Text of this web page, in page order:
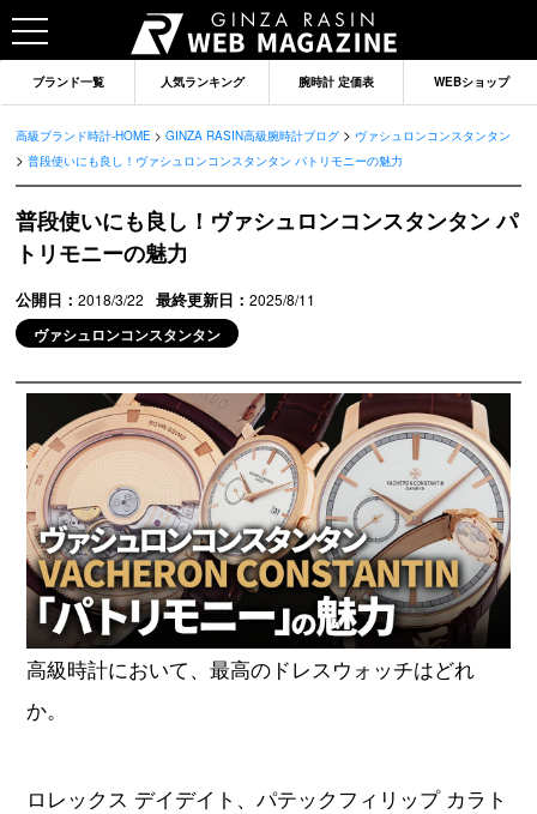
ブランドから記事を探す
ロレックス オメガ
オーデマピゲ パテックフィリップ
グランドセイコー
ヴァシュロンコンスタンタ
ン
ブランド一覧 人気ランキング 腕時計 定価表 WEBショップ
高級ブランド時計-HOME >GINZA RASIN高級腕時計ブログ > ヴァシュロンコンスタンタン
>普段使いにも良し！ヴァシュロンコンスタンタン パトリモニーの魅力
普段使いにも良し！ヴァシュロンコンスタンタン パ
トリモニーの魅力
公開日：2018/3/22 最終更新日：2025/8/11
ヴァシュロンコンスタンタン
高級時計において、最高のドレスウォッチはどれ
か。
ロレックス デイデイト、パテックフィリップ カラト